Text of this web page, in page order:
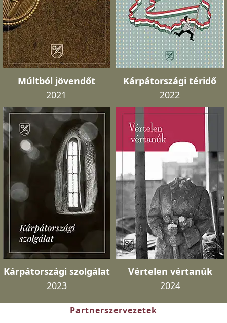
Múltból jövendőt
2021
Kárpátországi téridő
2022
Kárpátországi szolgálat
2023
Vértelen vértanúk
2024
Partnerszervezetek